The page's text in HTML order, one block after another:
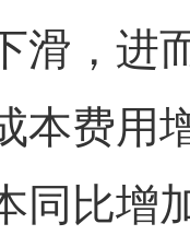
滑，进
本费用
同比增